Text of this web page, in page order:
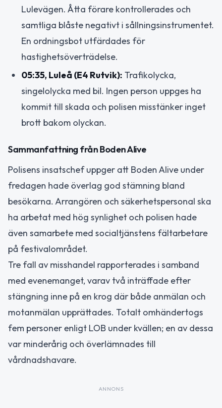
Lulevägen. Åtta förare kontrollerades och
samtliga blåste negativt i sållningsinstrumentet.
En ordningsbot utfärdades för
hastighetsöverträdelse.
05:35, Luleå (E4 Rutvik): Trafikolycka,
singelolycka med bil. Ingen person uppges ha
kommit till skada och polisen misstänker inget
brott bakom olyckan.
Sammanfattning från Boden Alive
Polisens insatschef uppger att Boden Alive under
fredagen hade överlag god stämning bland
besökarna. Arrangören och säkerhetspersonal ska
ha arbetat med hög synlighet och polisen hade
även samarbete med socialtjänstens fältarbetare
på festivalområdet.
Tre fall av misshandel rapporterades i samband
med evenemanget, varav två inträffade efter
stängning inne på en krog där både anmälan och
motanmälan upprättades. Totalt omhändertogs
fem personer enligt LOB under kvällen; en av dessa
var minderårig och överlämnades till
vårdnadshavare.
ANNONS